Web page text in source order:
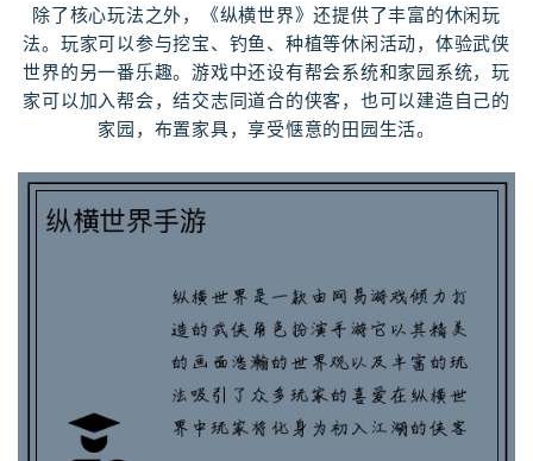
除了核心玩法之外，《纵横世界》还提供了丰富的休闲玩
法。玩家可以参与挖宝、钓鱼、种植等休闲活动，体验武侠
世界的另一番乐趣。游戏中还设有帮会系统和家园系统，玩
家可以加入帮会，结交志同道合的侠客，也可以建造自己的
家园，布置家具，享受惬意的田园生活。